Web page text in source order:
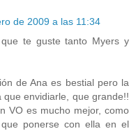
de 2009 a las 11:34
te guste tanto Myers y
de Ana es bestial pero la
envidiarle, que grande!!
VO es mucho mejor, como
ponerse con ella en el